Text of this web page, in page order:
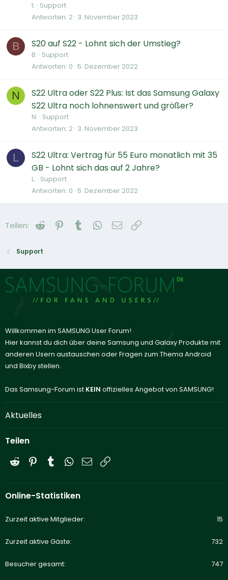
t. Support
Antworten 2 3. November 2023
B S20 auf S22 - Lohnt sich der Umstieg?
B. Support
Antworten 0 5. Dezember 2022
N
S22 Ultra oder S22 Plus: Ist das Samsung Galaxy
S22 Ultra noch lohnenswert und größer?
N. Support
Antworten 2 3. November 2023
L
S22 Ultra: Vertrag für 55 Euro monatlich mit 35
GB - Lohnt sich das auf 2 Jahre?
L. Support
Antworten 0 5. Dezember 2022
Teilen: Reddit Pinterest
Tumblr WhatsApp
E-Mail
Support
Willkommen im SAMSUNG User Forum!
Hier kannst du dich über deine Samsung und Galaxy Produkte mit
anderen Usern austauschen oder Fragen zum Thema Android
und Bixby stellen.
Das Samsung-Forum ist KEIN offizielles Angebot von SAMSUNG!
Aktuelles
Teilen
Reddit PinterestTumblrWhatsApp
E-Mail
Online-Statistiken
Zurzeit aktive Mitglieder 15
Zurzeit aktive Gäste 732
Besucher gesamt 747